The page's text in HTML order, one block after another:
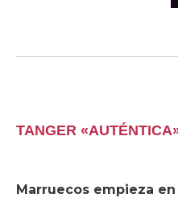
TANGER
Marruecos empieza